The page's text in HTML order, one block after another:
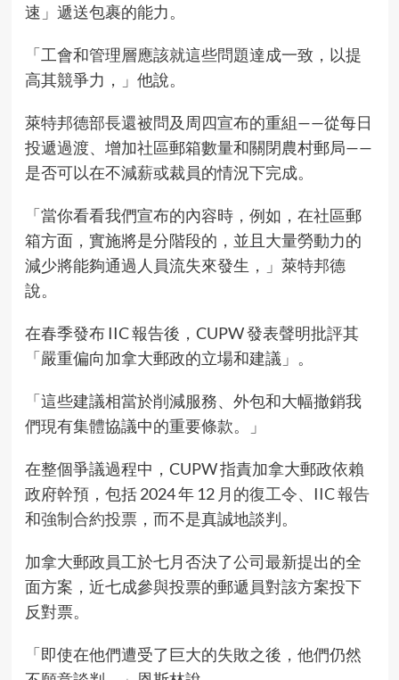
速」遞送包裹的能力。
「工會和管理層應該就這些問題達成一致，以提
高其競爭力，」他說。
萊特邦德部長還被問及周四宣布的重組——從每日
投遞過渡、增加社區郵箱數量和關閉農村郵局——
是否可以在不減薪或裁員的情況下完成。
「當你看看我們宣布的內容時，例如，在社區郵
箱方面，實施將是分階段的，並且大量勞動力的
減少將能夠通過人員流失來發生，」萊特邦德
說。
在春季發布 IIC 報告後，CUPW 發表聲明批評其
「嚴重偏向加拿大郵政的立場和建議」。
「這些建議相當於削減服務、外包和大幅撤銷我
們現有集體協議中的重要條款。」
在整個爭議過程中，CUPW 指責加拿大郵政依賴
政府幹預，包括 2024 年 12 月的復工令、
IIC 報告
和強制合約投票，而不是真誠地談判。
加拿大郵政員工於七月否決了公司最新提出的全
面方案，近七成參與投票的郵遞員對該方案投下
反對票。
「即使在他們遭受了巨大的失敗之後，他們仍然